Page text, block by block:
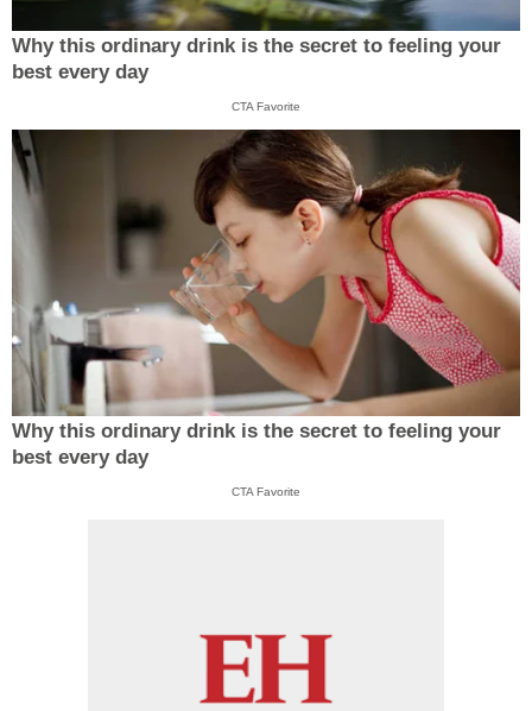
Why this ordinary drink is the secret to feeling your
best every day
CTA Favorite
Why this ordinary drink is the secret to feeling your
best every day
CTA Favorite